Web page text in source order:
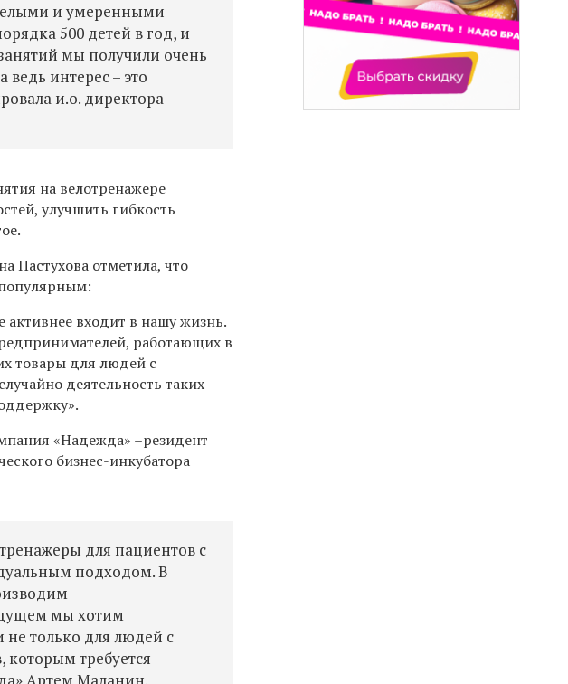
и умеренными
500 детей в год, и
мы получили очень
интерес – это
и.о. директора
на велотренажере
улучшить гибкость
Пастухова отметила, что
активнее входит в нашу жизнь.
работающих в
товары для людей с
деятельность таких
«Надежда» –резидент
бизнес-инкубатора
для пациентов с
подходом. В
мы хотим
только для людей с
требуется